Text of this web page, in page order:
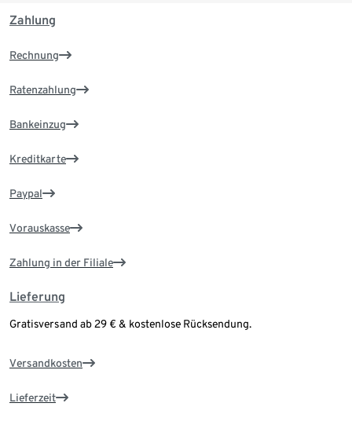
Zahlung
Rechnung
Ratenzahlung
Bankeinzug
Kreditkarte
Paypal
Vorauskasse
Zahlung in der Filiale
Lieferung
Gratisversand ab 29 € & kostenlose Rücksendung.
Versandkosten
Lieferzeit